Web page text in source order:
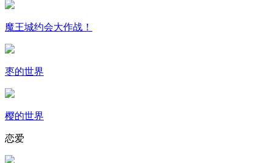
魔王城约会大作战！
枣的世界
樱的世界
恋爱